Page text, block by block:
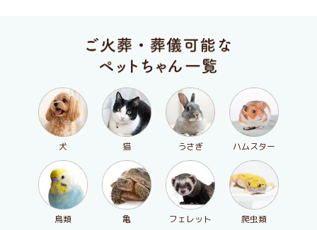
犬 猫 うさぎ ハムスター
鳥類 亀 フェレット 爬虫類